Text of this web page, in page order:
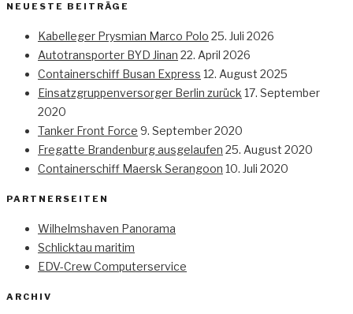
NEUESTE BEITRÄGE
Kabelleger Prysmian Marco Polo 25. Juli 2026
Autotransporter BYD Jinan 22. April 2026
Containerschiff Busan Express 12. August 2025
Einsatzgruppenversorger Berlin zurück 17. September
2020
Tanker Front Force 9. September 2020
Fregatte Brandenburg ausgelaufen 25. August 2020
Containerschiff Maersk Serangoon 10. Juli 2020
PARTNERSEITEN
Wilhelmshaven Panorama
Schlicktau maritim
EDV-Crew Computerservice
ARCHIV